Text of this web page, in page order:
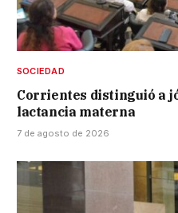
SOCIEDAD
Corrientes distinguió a
lactancia materna
7 de agosto de 2026